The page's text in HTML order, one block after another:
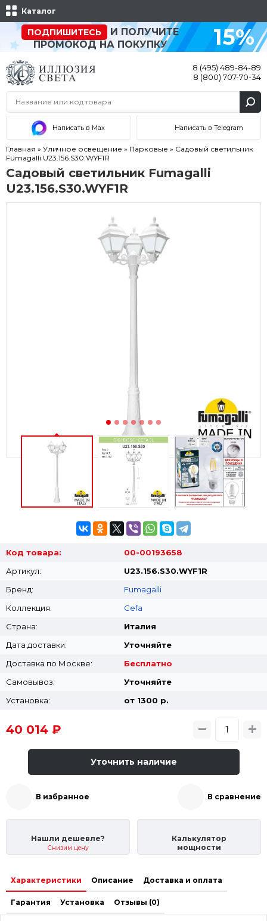
Каталог
ПОДПИШИТЕСЬ
И ПОЛУЧИТЕ
ПРОМОКОД НА ПОКУПКУ
15%
8 (495) 489-84-89
8 (800) 707-70-34
Написать в Max Написать в Telegram
Главная » Уличное освещение » Парковые » Садовый светильник
Fumagalli U23.156.S30.WYF1R
Садовый светильник Fumagalli
U23.156.S30.WYF1R
Код товара:
00-00193658
Артикул:
U23.156.S30.WYF1R
Бренд:
Fumagalli
Коллекция:
Cefa
Страна:
Италия
Дата доставки:
Уточняйте
Доставка по Москве:
Бесплатно
Самовывоз:
Уточняйте
Установка:
от 1300 p.
40 014 ₽
Уточнить наличие
В избранное В сравнение
Нашли дешевле?
Снизим цену
Калькулятор
мощности
Характеристики Описание Доставка и оплата
Гарантия Установка Отзывы (0)